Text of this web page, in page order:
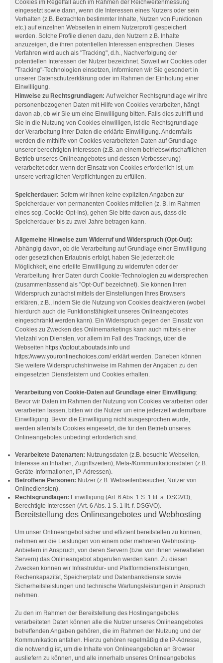
Cookies im Regelfall auch im Rahmen der Reichweitenmessung
eingesetzt sowie dann, wenn die Interessen eines Nutzers oder sein
Verhalten (z.B. Betrachten bestimmter Inhalte, Nutzen von Funktionen
etc.) auf einzelnen Webseiten in einem Nutzerprofil gespeichert
werden. Solche Profile dienen dazu, den Nutzern z.B. Inhalte
anzuzeigen, die ihren potentiellen Interessen entsprechen. Dieses
Verfahren wird auch als "Tracking", d.h., Nachverfolgung der
potentiellen Interessen der Nutzer bezeichnet. Soweit wir Cookies oder
"Tracking"-Technologien einsetzen, informieren wir Sie gesondert in
unserer Datenschutzerklärung oder im Rahmen der Einholung einer
Einwilligung.
Hinweise zu Rechtsgrundlagen: Auf welcher Rechtsgrundlage wir Ihre
personenbezogenen Daten mit Hilfe von Cookies verarbeiten, hängt
davon ab, ob wir Sie um eine Einwilligung bitten. Falls dies zutrifft und
Sie in die Nutzung von Cookies einwilligen, ist die Rechtsgrundlage
der Verarbeitung Ihrer Daten die erklärte Einwilligung. Andernfalls
werden die mithilfe von Cookies verarbeiteten Daten auf Grundlage
unserer berechtigten Interessen (z.B. an einem betriebswirtschaftlichen
Betrieb unseres Onlineangebotes und dessen Verbesserung)
verarbeitet oder, wenn der Einsatz von Cookies erforderlich ist, um
unsere vertraglichen Verpflichtungen zu erfüllen.
Speicherdauer: Sofern wir Ihnen keine expliziten Angaben zur
Speicherdauer von permanenten Cookies mitteilen (z. B. im Rahmen
eines sog. Cookie-Opt-Ins), gehen Sie bitte davon aus, dass die
Speicherdauer bis zu zwei Jahre betragen kann.
Allgemeine Hinweise zum Widerruf und Widerspruch (Opt-Out):
Abhängig davon, ob die Verarbeitung auf Grundlage einer Einwilligung
oder gesetzlichen Erlaubnis erfolgt, haben Sie jederzeit die
Möglichkeit, eine erteilte Einwilligung zu widerrufen oder der
Verarbeitung Ihrer Daten durch Cookie-Technologien zu widersprechen
(zusammenfassend als "Opt-Out" bezeichnet). Sie können Ihren
Widerspruch zunächst mittels der Einstellungen Ihres Browsers
erklären, z.B., indem Sie die Nutzung von Cookies deaktivieren (wobei
hierdurch auch die Funktionsfähigkeit unseres Onlineangebotes
eingeschränkt werden kann). Ein Widerspruch gegen den Einsatz von
Cookies zu Zwecken des Onlinemarketings kann auch mittels einer
Vielzahl von Diensten, vor allem im Fall des Trackings, über die
Webseiten https://optout.aboutads.info und
https://www.youronlinechoices.com/erklärt werden. Daneben können
Sie weitere Widerspruchshinweise im Rahmen der Angaben zu den
eingesetzten Dienstleistern und Cookies erhalten.
Verarbeitung von Cookie-Daten auf Grundlage einer Einwilligung:
Bevor wir Daten im Rahmen der Nutzung von Cookies verarbeiten oder
verarbeiten lassen, bitten wir die Nutzer um eine jederzeit widerrufbare
Einwilligung. Bevor die Einwilligung nicht ausgesprochen wurde,
werden allenfalls Cookies eingesetzt, die für den Betrieb unseres
Onlineangebotes unbedingt erforderlich sind.
Verarbeitete Datenarten: Nutzungsdaten (z.B. besuchte Webseiten,
Interesse an Inhalten, Zugriffszeiten), Meta-/Kommunikationsdaten (z.B.
Geräte-Informationen, IP-Adressen).
Betroffene Personen: Nutzer (z.B. Webseitenbesucher, Nutzer von
Onlinediensten).
Rechtsgrundlagen: Einwilligung (Art. 6 Abs. 1 S. 1 lit. a. DSGVO),
Berechtigte Interessen (Art. 6 Abs. 1 S. 1 lit. f. DSGVO).
Bereitstellung des Onlineangebotes und Webhosting
Um unser Onlineangebot sicher und effizient bereitstellen zu können,
nehmen wir die Leistungen von einem oder mehreren Webhosting-
Anbietern in Anspruch, von deren Servern (bzw. von ihnen verwalteten
Servern) das Onlineangebot abgerufen werden kann. Zu diesen
Zwecken können wir Infrastruktur- und Plattformdienstleistungen,
Rechenkapazität, Speicherplatz und Datenbankdienste sowie
Sicherheitsleistungen und technische Wartungsleistungen in Anspruch
nehmen.
Zu den im Rahmen der Bereitstellung des Hostingangebotes
verarbeiteten Daten können alle die Nutzer unseres Onlineangebotes
betreffenden Angaben gehören, die im Rahmen der Nutzung und der
Kommunikation anfallen. Hierzu gehören regelmäßig die IP-Adresse,
die notwendig ist, um die Inhalte von Onlineangeboten an Browser
ausliefern zu können, und alle innerhalb unseres Onlineangebotes